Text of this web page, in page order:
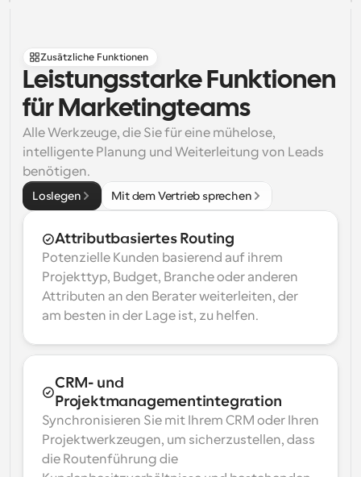
Zusätzliche Funktionen
Leistungsstarke Funktionen
für Marketingteams
Alle Werkzeuge, die Sie für eine mühelose,
intelligente Planung und Weiterleitung von Leads
benötigen.
Loslegen Mit dem Vertrieb sprechen
Attributbasiertes Routing
Potenzielle Kunden basierend auf ihrem
Projekttyp, Budget, Branche oder anderen
Attributen an den Berater weiterleiten, der
am besten in der Lage ist, zu helfen.
CRM- und
Projektmanagementintegration
Synchronisieren Sie mit Ihrem CRM oder Ihren
Projektwerkzeugen, um sicherzustellen, dass
die Routenführung die